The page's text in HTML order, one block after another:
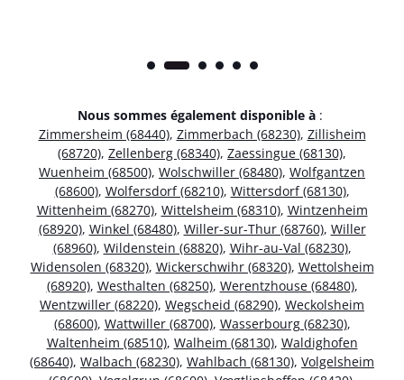
Nous sommes également disponible à :
Zimmersheim (68440), Zimmerbach (68230), Zillisheim
(68720), Zellenberg (68340), Zaessingue (68130),
Wuenheim (68500), Wolschwiller (68480), Wolfgantzen
(68600), Wolfersdorf (68210), Wittersdorf (68130),
Wittenheim (68270), Wittelsheim (68310), Wintzenheim
(68920), Winkel (68480), Willer-sur-Thur (68760), Willer
(68960), Wildenstein (68820), Wihr-au-Val (68230),
Widensolen (68320), Wickerschwihr (68320), Wettolsheim
(68920), Westhalten (68250), Werentzhouse (68480),
Wentzwiller (68220), Wegscheid (68290), Weckolsheim
(68600), Wattwiller (68700), Wasserbourg (68230),
Waltenheim (68510), Walheim (68130), Waldighofen
(68640), Walbach (68230), Wahlbach (68130), Volgelsheim